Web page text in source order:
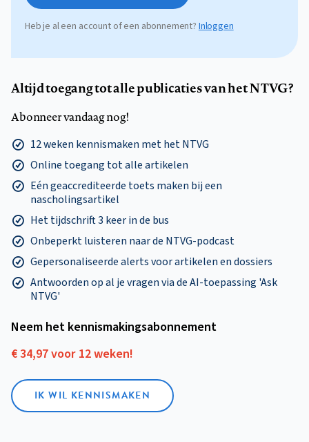
Heb je al een account of een abonnement? Inloggen
Altijd toegang tot alle publicaties van het NTVG?
Abonneer vandaag nog!
12 weken kennismaken met het NTVG
Online toegang tot alle artikelen
Eén geaccrediteerde toets maken bij een
nascholingsartikel
Het tijdschrift 3 keer in de bus
Onbeperkt luisteren naar de NTVG-podcast
Gepersonaliseerde alerts voor artikelen en dossiers
Antwoorden op al je vragen via de AI-toepassing 'Ask
NTVG'
Neem het kennismakings­abonnement
€ 34,97 voor 12 weken!
IK WIL KENNISMAKEN